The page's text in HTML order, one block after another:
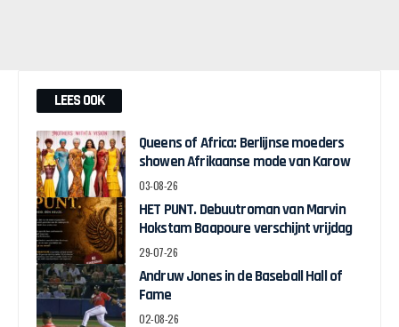
LEES OOK
Queens of Africa: Berlijnse moeders
showen Afrikaanse mode van Karow
03-08-26
HET PUNT. Debuutroman van Marvin
Hokstam Baapoure verschijnt vrijdag
29-07-26
Andruw Jones in de Baseball Hall of
Fame
02-08-26